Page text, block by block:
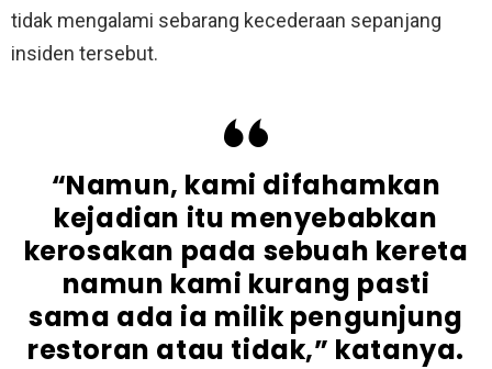
tidak mengalami sebarang kecederaan sepanjang
insiden tersebut.
“Namun, kami difahamkan
kejadian itu menyebabkan
kerosakan pada sebuah kereta
namun kami kurang pasti
sama ada ia milik pengunjung
restoran atau tidak,” katanya.